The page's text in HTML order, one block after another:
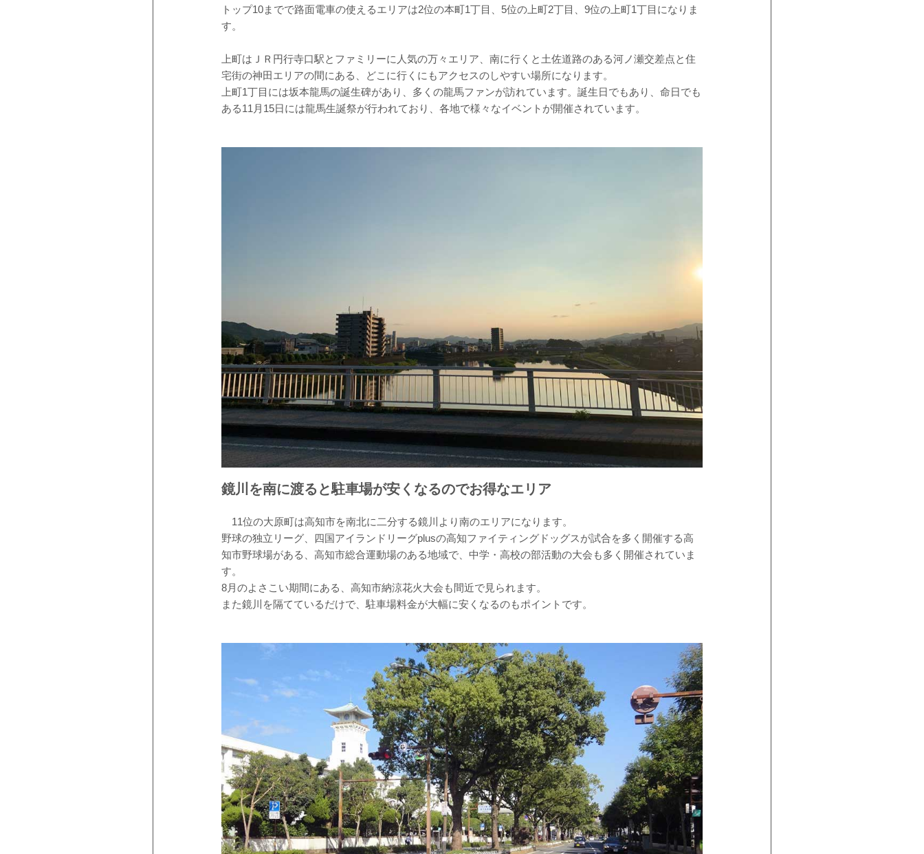
トップ10までで路面電車の使えるエリアは2位の本町1丁目、5位の上町2丁目、9位の上町1丁目になりま
す。
上町はＪＲ円行寺口駅とファミリーに人気の万々エリア、南に行くと土佐道路のある河ノ瀬交差点と住
宅街の神田エリアの間にある、どこに行くにもアクセスのしやすい場所になります。
上町1丁目には坂本龍馬の誕生碑があり、多くの龍馬ファンが訪れています。誕生日でもあり、命日でも
ある11月15日には龍馬生誕祭が行われており、各地で様々なイベントが開催されています。
鏡川を南に渡ると駐車場が安くなるのでお得なエリア
11位の大原町は高知市を南北に二分する鏡川より南のエリアになります。
野球の独立リーグ、四国アイランドリーグplusの高知ファイティングドッグスが試合を多く開催する高
知市野球場がある、高知市総合運動場のある地域で、中学・高校の部活動の大会も多く開催されていま
す。
8月のよさこい期間にある、高知市納涼花火大会も間近で見られます。
また鏡川を隔てているだけで、駐車場料金が大幅に安くなるのもポイントです。